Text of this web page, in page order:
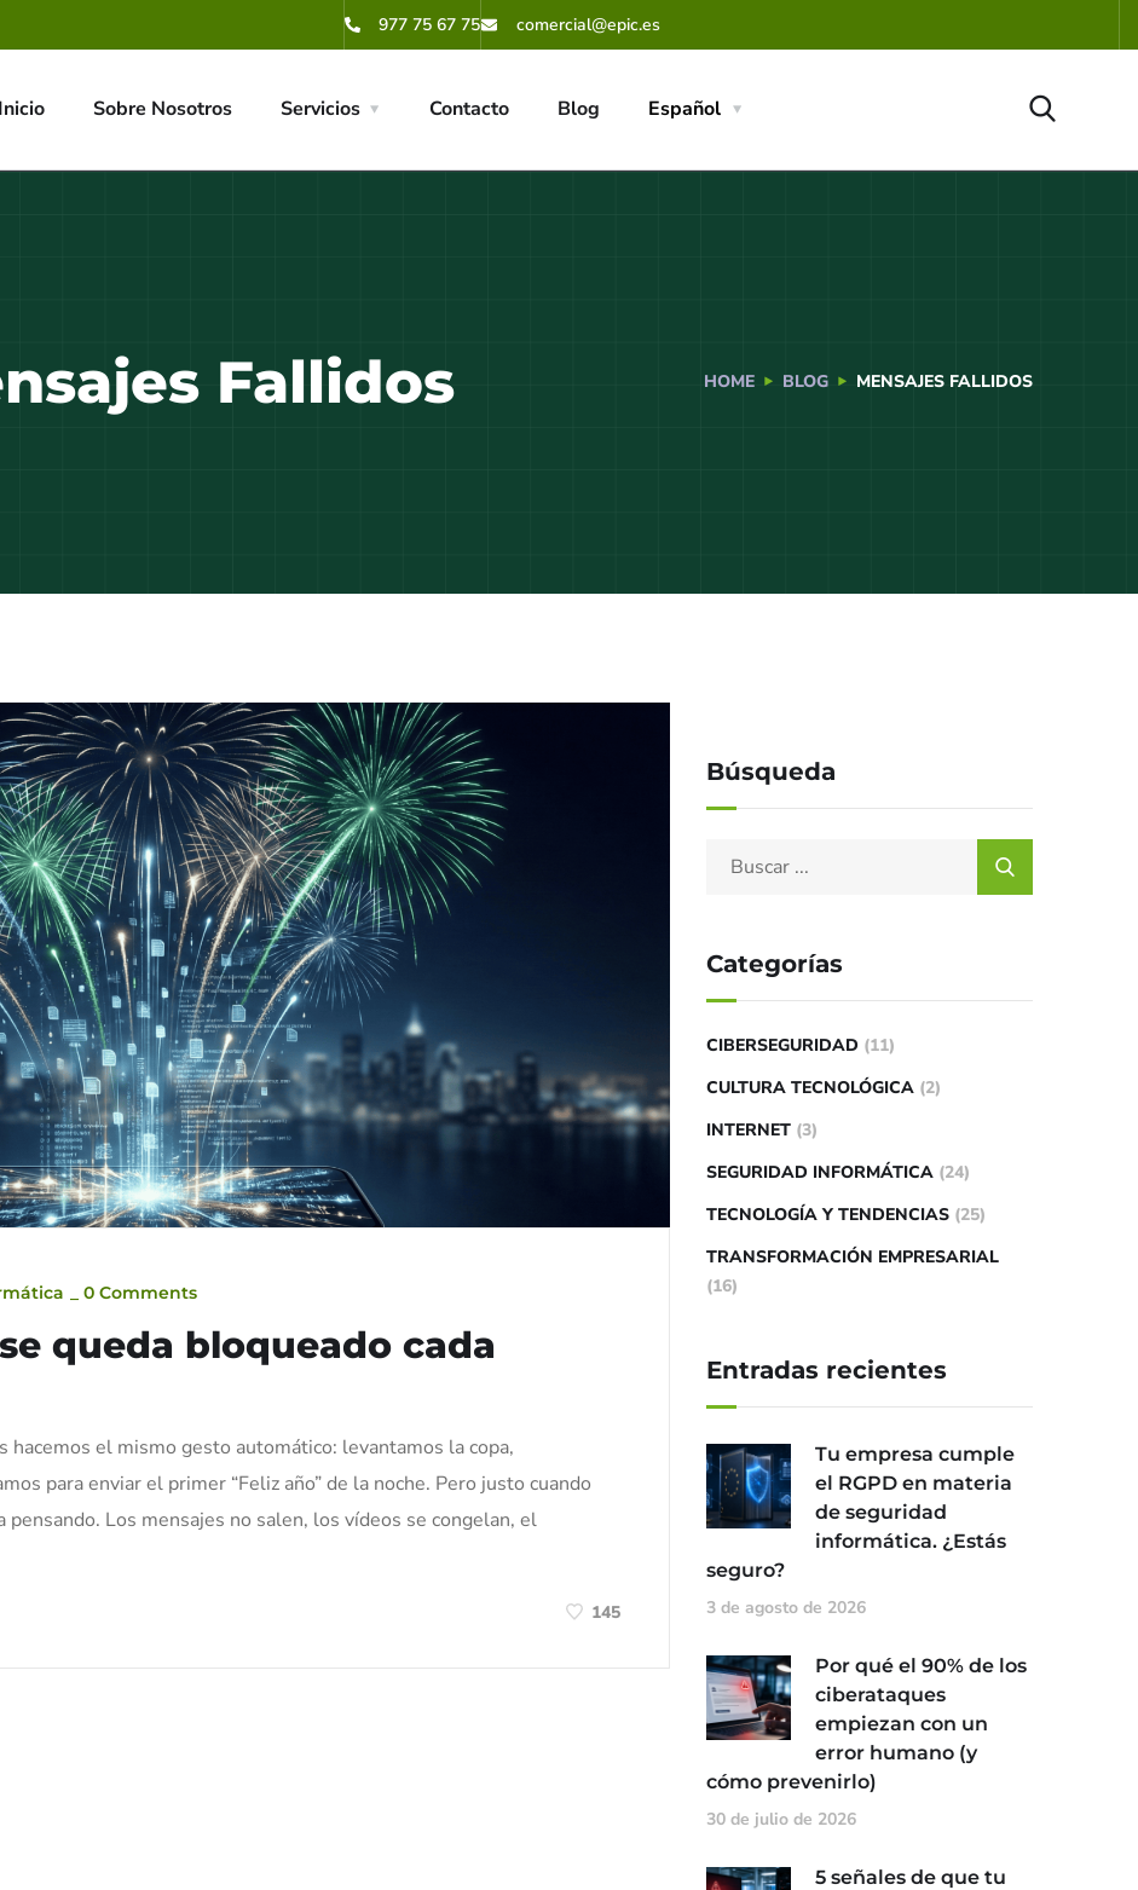
977 75 67 75 comercial@epic.es
Inicio Sobre Nosotros Servicios Contacto Blog Español
Fallidos HOME BLOG MENSAJES FALLIDOS
0 Comments
queda bloqueado cada
el mismo gesto automático: levantamos la copa,
para enviar el primer “Feliz año” de la noche. Pero justo cuando
Los mensajes no salen, los vídeos se congelan, el
145
Búsqueda
Categorías
CIBERSEGURIDAD (11)
CULTURA TECNOLÓGICA (2)
INTERNET (3)
SEGURIDAD INFORMÁTICA (24)
TECNOLOGÍA Y TENDENCIAS (25)
TRANSFORMACIÓN EMPRESARIAL
(16)
Entradas recientes
Tu empresa cumple
el RGPD en materia
de seguridad
informática. ¿Estás
seguro?
3 de agosto de 2026
Por qué el 90% de los
ciberataques
empiezan con un
error humano (y
cómo prevenirlo)
30 de julio de 2026
5 señales de que tu